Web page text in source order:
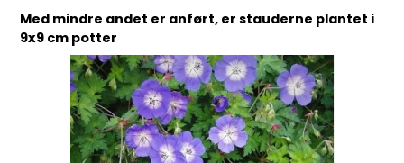
Med mindre andet er anført, er stauderne plantet i
9x9 cm potter